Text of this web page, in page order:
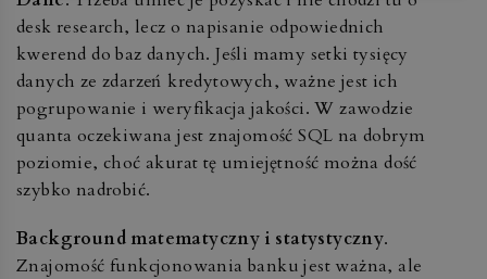
desk research, lecz o napisanie odpowiednich
kwerend do baz danych. Jeśli mamy setki tysięcy
danych ze zdarzeń kredytowych, ważne jest ich
pogrupowanie i weryfikacja jakości. W zawodzie
quanta oczekiwana jest znajomość SQL na dobrym
poziomie, choć akurat tę umiejętność można dość
szybko nadrobić.
Background matematyczny i statystyczny.
Znajomość funkcjonowania banku jest ważna, ale